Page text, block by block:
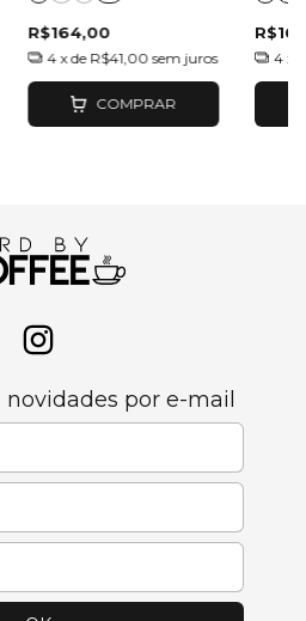
R$164,00
4 x de R$41,00 sem juros
COMPRAR
4 x
novidades por e-mail